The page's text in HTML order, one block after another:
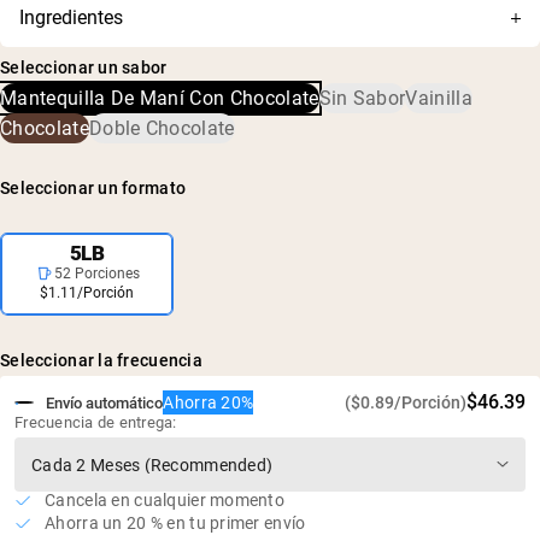
Proteína de guisante 100% premium
De guisantes amarillos crudos cultivados en EE. UU. y
Canadá
Proceso mecánico de extracción con agua sin químicos
para conservar un perfil superior de aminoácidos
25 g de proteína por porción
Sin edulcorantes, sabores ni colorantes artificiales
Pruebas independientes de terceros para metales
pesados
Ingredientes
Proteína de guisante, harina de maní, azúcar de coco
orgánico, cacao orgánico, cacao alcalinizado, sal marina
Seleccionar un sabor
Mantequilla De Maní Con ChocolateSin SaborVainilla
ChocolateDoble Chocolate
Seleccionar un formato
5LB
52 Porciones
$1.11/Porción
Seleccionar la frecuencia
Envío automáticoAhorra 20% ($0.89/Porción)$46.39
Frecuencia de entrega:
Cancela en cualquier momento
Ahorra un 20 % en tu primer envío